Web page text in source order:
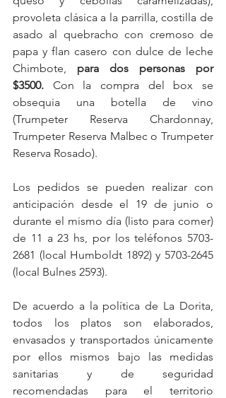
provoleta clásica a la parrilla, costilla de
asado al quebracho con cremoso de
papa y flan casero con dulce de leche
Chimbote, para dos personas por
$3500.
Con la compra del box se
obsequia una botella de vino
(Trumpeter Reserva Chardonnay,
Trumpeter Reserva Malbec o Trumpeter
Reserva Rosado).
Los pedidos se pueden realizar con
anticipación desde el 19 de junio o
durante el mismo día (listo para comer)
de 11 a 23 hs, por los teléfonos 5703-
2681 (local Humboldt 1892) y 5703-2645
(local Bulnes 2593).
De acuerdo a la política de La Dorita,
todos los platos son elaborados,
envasados y transportados únicamente
por ellos mismos bajo las medidas
sanitarias y de seguridad
recomendadas para el territorio